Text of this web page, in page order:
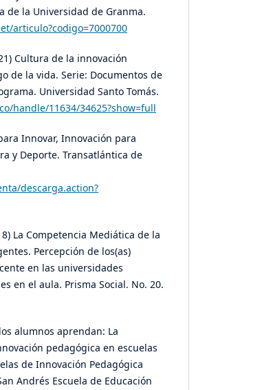
de la Universidad de Granma.
articulo?codigo=7000700
Cultura de la innovación
de la vida. Serie: Documentos de
Universidad Santo Tomás.
handle/11634/34625?show=full
Innovar, Innovación para
y Deporte. Transatlántica de
descarga.action?
La Competencia Mediática de la
Percepción de los(as)
en las universidades
en el aula. Prisma Social. No. 20.
alumnos aprendan: La
pedagógica en escuelas
de Innovación Pedagógica
Andrés Escuela de Educación